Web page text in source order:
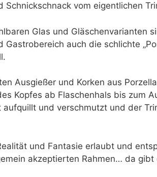
vom eigentlichen
Glas und Gläschenvarianten
auch die schlichte
Ausgießer und Korken aus
Kopfes ab Flaschenhals bis zum
und verschmutzt und der
und Fantasie erlaubt und
akzeptierten Rahmen… da gibt